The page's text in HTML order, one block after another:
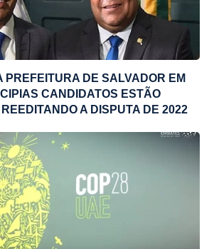
PREFEITURA DE SALVADOR EM
CANDIDATOS ESTÃO
A DISPUTA DE 2022